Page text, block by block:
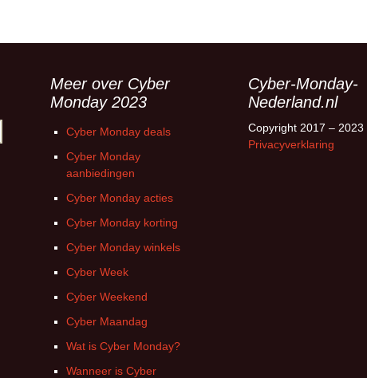
Meer over Cyber
Monday 2023
Cyber Monday deals
Cyber Monday
aanbiedingen
Cyber Monday acties
Cyber Monday korting
Cyber Monday winkels
Cyber Week
Cyber Weekend
Cyber Maandag
Wat is Cyber Monday?
Wanneer is Cyber
Cyber-Monday-
Nederland.nl
Copyright 2017 – 2023
Privacyverklaring